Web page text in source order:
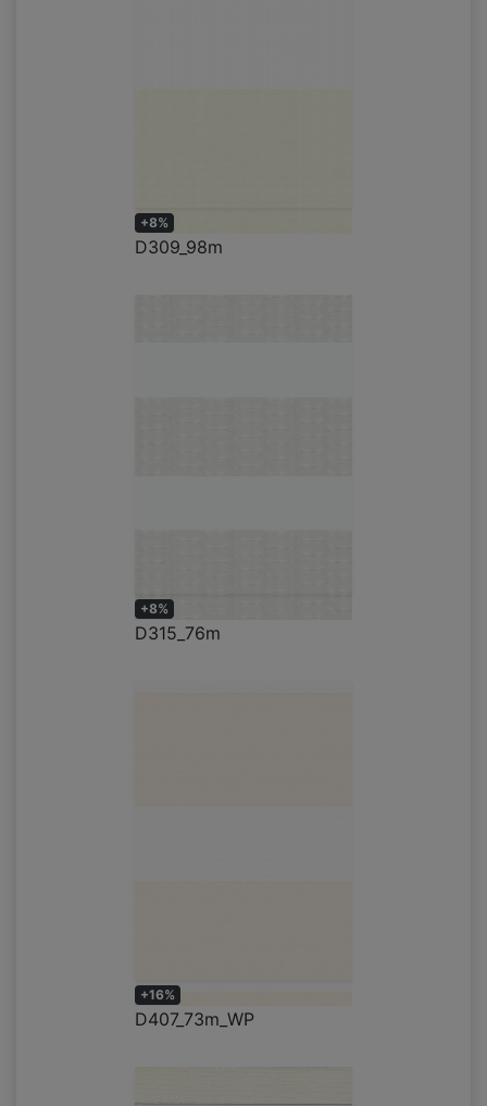
+8%
D309_98m
+8%
D315_76m
+16%
D407_73m_WP